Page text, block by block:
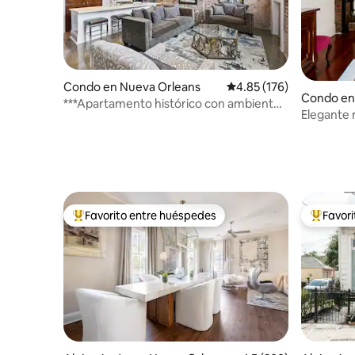
Condo en Nueva Orleans Calificación promedio:
4.85 (176)
***Apartamento histórico con ambiente
Condo
Elegante
Favorito entre huéspedes preferido
Favorito entre huéspedes